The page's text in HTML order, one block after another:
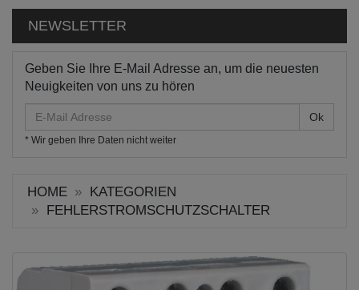
NEWSLETTER
Geben Sie Ihre E-Mail Adresse an, um die neuesten
Neuigkeiten von uns zu hören
Mail
Adresse
* Wir geben Ihre Daten nicht weiter
HOME
KATEGORIEN
FEHLERSTROMSCHUTZSCHALTER